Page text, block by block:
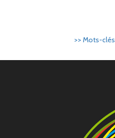
>> Mots-clés